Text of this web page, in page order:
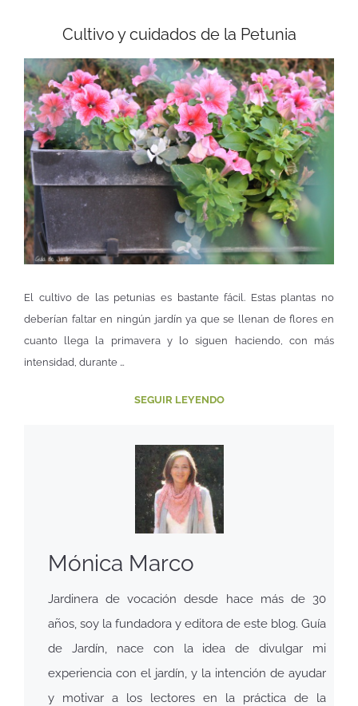
Cultivo y cuidados de la Petunia
El cultivo de las petunias es bastante fácil. Estas plantas no
deberían faltar en ningún jardín ya que se llenan de flores en
cuanto llega la primavera y lo siguen haciendo, con más
intensidad, durante …
SEGUIR LEYENDO
Mónica Marco
Jardinera de vocación desde hace más de 30
años, soy la fundadora y editora de este blog. Guía
de Jardín, nace con la idea de divulgar mi
experiencia con el jardín, y la intención de ayudar
y motivar a los lectores en la práctica de la